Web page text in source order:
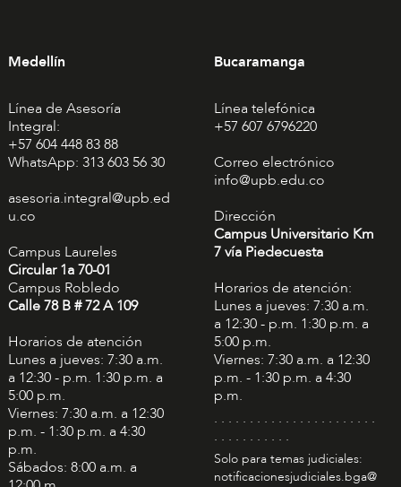
Medellín
Línea de Asesoría
Integral:
+57 604 448 83 88
WhatsApp: 313 603 56 30
asesoria.integral@upb.ed
u.co
Campus Laureles
Circular 1a 70-01
Campus Robledo
Calle 78 B # 72 A 109
Horarios de atención
Lunes a jueves: 7:30 a.m.
a 12:30 - p.m. 1:30 p.m. a
5:00 p.m.
Viernes: 7:30 a.m. a 12:30
p.m. - 1:30 p.m. a 4:30
p.m.
Sábados: 8:00 a.m. a
Bucaramanga
Línea telefónica
+57 607 6796220
Correo electrónico
info@upb.edu.co
Dirección
Campus Universitario Km
7 vía Piedecuesta
Horarios de atención:
Lunes a jueves: 7:30 a.m.
a 12:30 - p.m. 1:30 p.m. a
5:00 p.m.
Viernes: 7:30 a.m. a 12:30
p.m. - 1:30 p.m. a 4:30
p.m.
. . . . . . . . . . . . . . . . . . . . . . .
. . . . . . . . . . .
Solo para temas judiciales:
notificacionesjudiciales.bga@